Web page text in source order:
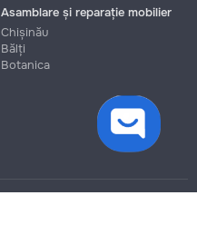
Asamblare și reparație mobilier
Chișinău
Bălți
Botanica